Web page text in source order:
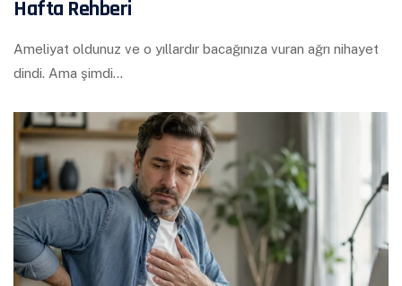
Hafta Rehberi
Ameliyat oldunuz ve o yıllardır bacağınıza vuran ağrı nihayet
dindi. Ama şimdi…